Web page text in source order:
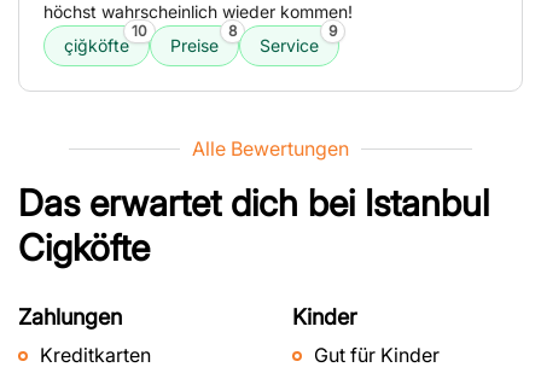
höchst wahrscheinlich wieder kommen!
çiğköfte
10
Preise
8
Service
9
Alle Bewertungen
Das erwartet dich bei Istanbul
Cigköfte
Zahlungen
Kreditkarten
Kinder
Gut für Kinder